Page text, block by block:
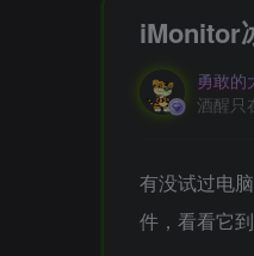
iMonitor
勇敢的
酒醒只
有没试过电
件，看看它